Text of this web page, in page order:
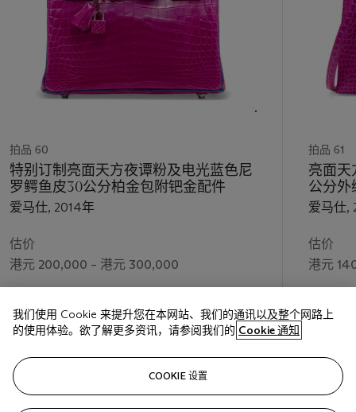
拍品 60
特别订制亮面天方夜谭粉及电光蓝色尼
罗鳄鱼皮30公分柏金包附钯金配件
爱马仕, 2014年
估价
港元 200,000 – 港元 300,000
港元 228,600
拍品 61
亮面天
公分外
爱马仕,
估价
港元
港元
我们使用 Cookie 来提升您在本网站、我们的通讯以及整个网路上
的使用体验。欲了解更多资讯，请参阅我们的 Cookie 通知
COOKIE 设置